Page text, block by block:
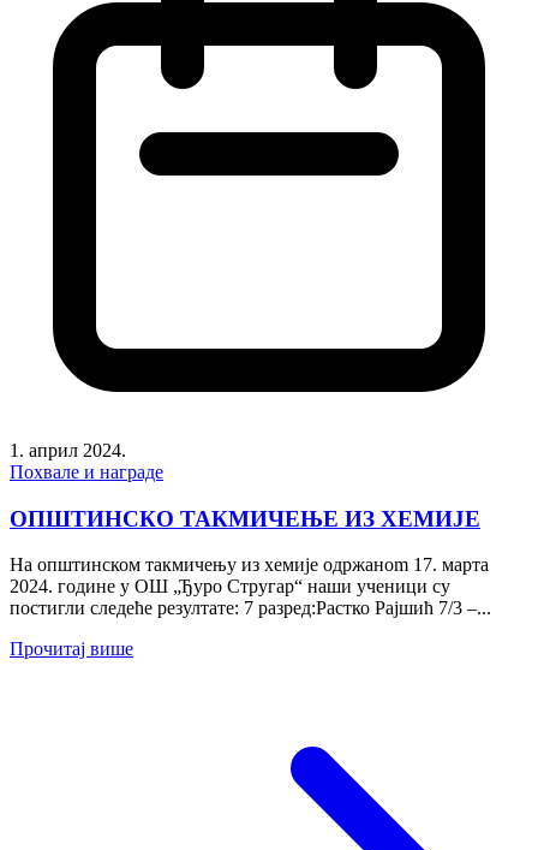
1. април 2024.
Похвале и награде
ОПШТИНСКО ТАКМИЧЕЊЕ ИЗ ХЕМИЈЕ
На општинском такмичењу из хемије одржаноm 17. марта
2024. године у ОШ „Ђуро Стругар“ наши ученици су
постигли следеће резултате: 7 разред:Растко Рајшић 7/3 –...
Прочитај више